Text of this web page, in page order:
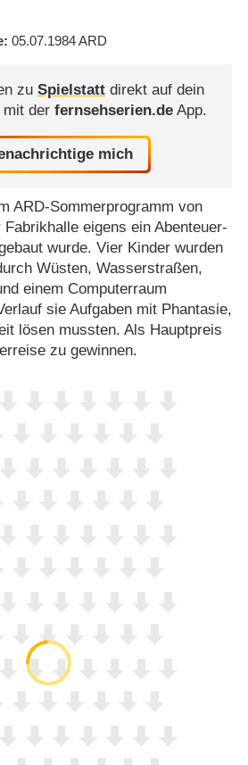
05.07.1984ARD
zu Spielstattdirekt auf dein
mit der fernsehserien.deApp.
mich
ARD-Sommerprogramm von
eigens ein Abenteuer-
wurde. Vier Kinder wurden
Wüsten, Wasserstraßen,
einem Computerraum
sie Aufgaben mit Phantasie,
lösen mussten. Als Hauptpreis
zu gewinnen.